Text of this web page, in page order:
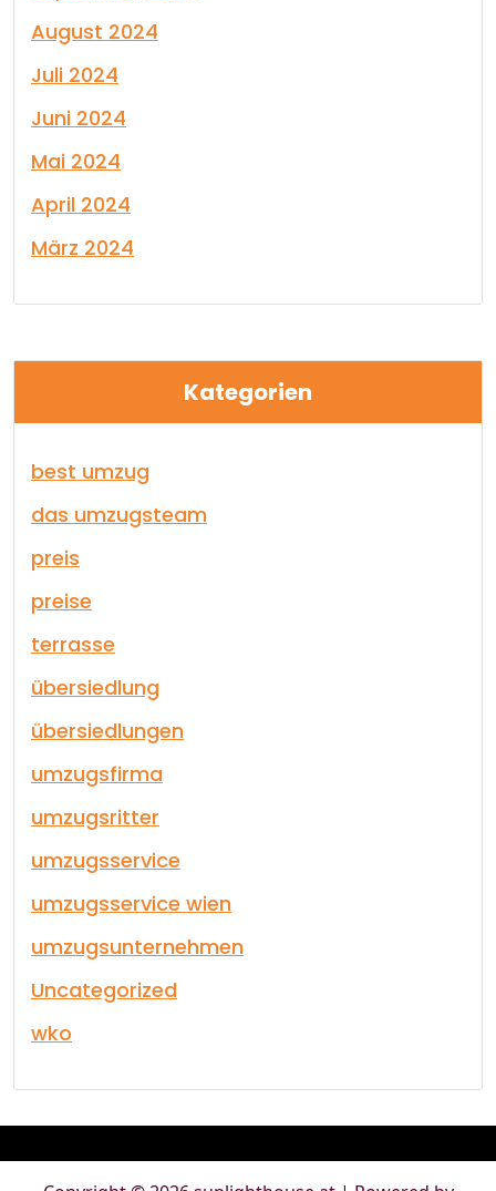
August 2024
Juli 2024
Juni 2024
Mai 2024
April 2024
März 2024
Kategorien
best umzug
das umzugsteam
preis
preise
terrasse
übersiedlung
übersiedlungen
umzugsfirma
umzugsritter
umzugsservice
umzugsservice wien
umzugsunternehmen
Uncategorized
wko